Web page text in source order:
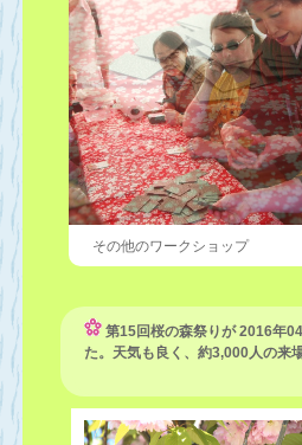
その他のワークショップ
第15回桜の森祭りが 2016年
た。天気も良く、約3,000人の来